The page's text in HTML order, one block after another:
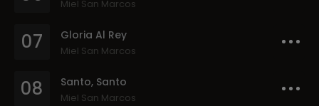
Miel San Marcos
07 Gloria Al Rey
Miel San Marcos
08 Santo, Santo
Miel San Marcos